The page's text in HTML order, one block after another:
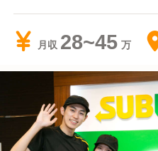
月収 28~45